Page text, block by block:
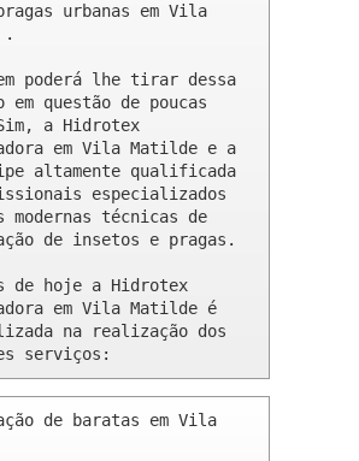
urbanas em Vila
.
poderá lhe tirar dessa
em questão de poucas
a Hidrotex
em Vila Matilde e a
altamente qualificada
especializados
modernas técnicas de
de insetos e pragas.
de hoje a Hidrotex
em Vila Matilde é
na realização dos
serviços:
de baratas em Vila